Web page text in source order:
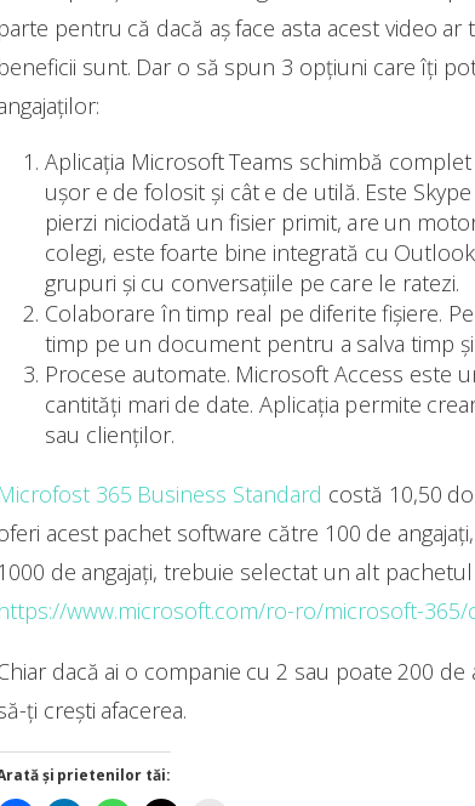
parte pentru că dacă aș face asta acest video
beneficii sunt. Dar o să spun 3 opțiuni care îți
Aplicația Microsoft Teams schimbă
ușor e de folosit și cât e de utilă. Este
pierzi niciodată un fisier primit, are un
colegi, este foarte bine integrată cu
grupuri și cu conversațiile pe care le ratezi.
Colaborare în timp real pe diferite fișiere.
timp pe un document pentru a salva timp
Procese automate. Microsoft Access este
cantități mari de date. Aplicația permite
sau clienților.
Microfost 365 Business Standard costă 10,50
acest pachet software către 100 de
de angajați, trebuie selectat un alt
https://www.microsoft.com/ro-ro/microsoft-
dacă ai o companie cu 2 sau poate 200
ți crești afacerea.
și prietenilor tăi: